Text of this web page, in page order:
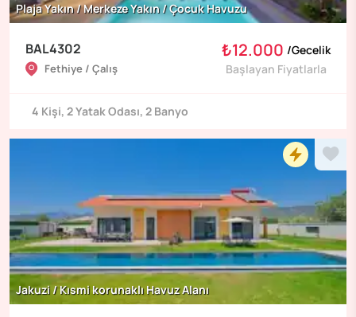
Plaja Yakın / Merkeze Yakın / Çocuk Havuzu
BAL4302
Fethiye / Çalış
₺12.000 /Gecelik
Başlayan Fiyatlarla
4 Kişi, 2Yatak Odası, 2 Banyo
Jakuzi / Kısmi korunaklı Havuz Alanı